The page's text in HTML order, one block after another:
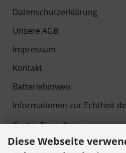
Datenschutzerklärung
Unsere AGB
Impressum
Kontakt
Batteriehinweis
Informationen zur Echtheit
Cookie Einstellungen
Diese Webseite